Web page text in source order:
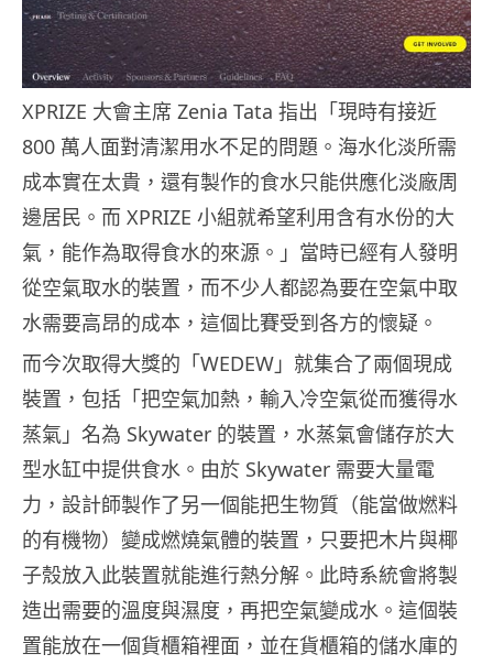
XPRIZE 大會主席 Zenia Tata 指出「現時有接近
800 萬人面對清潔用水不足的問題。海水化淡所需
成本實在太貴，還有製作的食水只能供應化淡廠周
邊居民。而 XPRIZE 小組就希望利用含有水份的大
氣，能作為取得食水的來源。」當時已經有人發明
從空氣取水的裝置，而不少人都認為要在空氣中取
水需要高昂的成本，這個比賽受到各方的懷疑。
而今次取得大獎的「WEDEW」就集合了兩個現成
裝置，包括「把空氣加熱，輸入冷空氣從而獲得水
蒸氣」名為 Skywater 的裝置，水蒸氣會儲存於大
型水缸中提供食水。由於 Skywater 需要大量電
力，設計師製作了另一個能把生物質（能當做燃料
的有機物）變成燃燒氣體的裝置，只要把木片與椰
子殼放入此裝置就能進行熱分解。此時系統會將製
造出需要的溫度與濕度，再把空氣變成水。這個裝
置能放在一個貨櫃箱裡面，並在貨櫃箱的儲水庫的